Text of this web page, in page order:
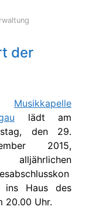
der
Musikkapelle
lädt am
den 29.
2015,
alljährlichen
ins Haus des
20.00 Uhr.